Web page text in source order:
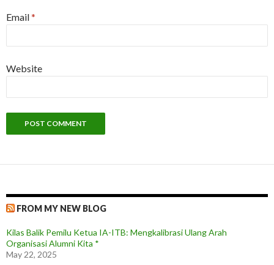
Email*
Website
FROM MY NEW BLOG
Kilas Balik Pemilu Ketua IA-ITB: Mengkalibrasi Ulang Arah
Organisasi Alumni Kita *
May 22, 2025